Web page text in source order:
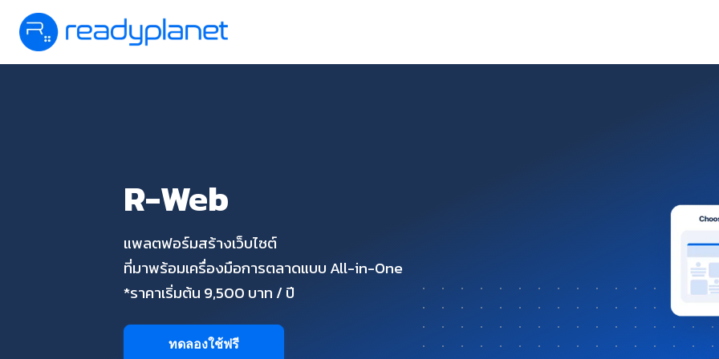
R-Web
แพลตฟอร์มสร้างเว็บไซต์
ที่มาพร้อมเครื่องมือการตลาดแบบ All-in-One
*ราคาเริ่มต้น 9,500 บาท / ปี
ทดลองใช้ฟรี